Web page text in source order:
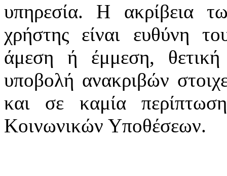
υπηρεσία. Η ακρίβεια
χρήστης είναι ευθύνη
άμεση ή έμμεση,
υποβολή ανακριβών
και σε καμία
Κοινωνικών Υποθέσεων.